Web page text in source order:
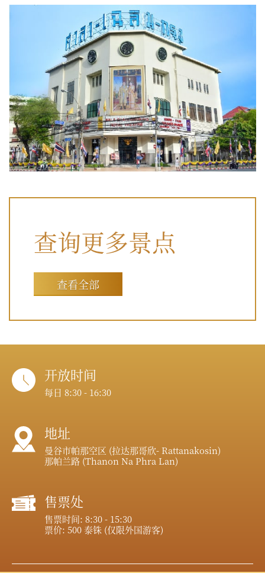
查询更多景点
查看全部
开放时间
每日 8:30 - 16:30
地址
曼谷市帕那空区 (拉达那哥欣- Rattanakosin)
那帕兰路 (Thanon Na Phra Lan)
售票处
售票时间: 8:30 - 15:30
票价: 500 泰铢 (仅限外国游客)